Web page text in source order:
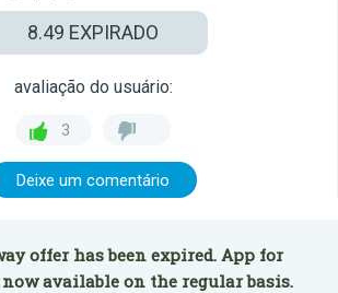
8.49 EXPIRADO
avaliação do usuário:
3
Deixe um comentário
offer has been expired. App for
now available on the regular basis.